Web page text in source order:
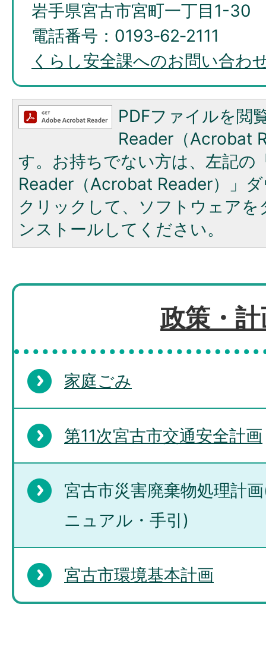
岩手県宮古市宮町一丁目1-30
電話番号：0193‐62‐2111
くらし安全課へのお問い合わ
PDFファイルを閲
Reader（Acrobat
す。お持ちでない方は、左記の
Reader（Acrobat Reader）」
クリックして、ソフトウェア
ンストールしてください。
政策・
家庭ごみ
第11次宮古市交通安全計画
宮古市災害廃棄物処理計
ニュアル・手引)
宮古市環境基本計画